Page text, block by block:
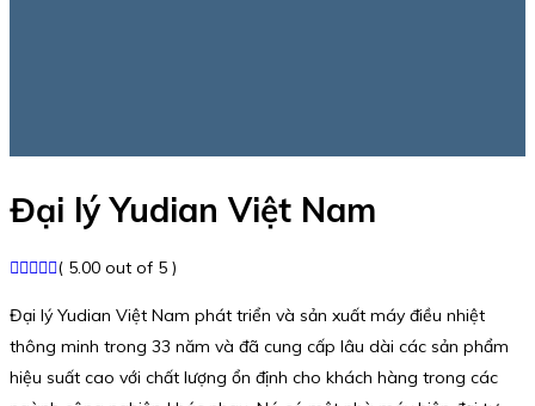
Đại lý Yudian Việt Nam
( 5.00 out of 5 )
Đại lý Yudian Việt Nam phát triển và sản xuất máy điều nhiệt
thông minh trong 33 năm và đã cung cấp lâu dài các sản phẩm
hiệu suất cao với chất lượng ổn định cho khách hàng trong các